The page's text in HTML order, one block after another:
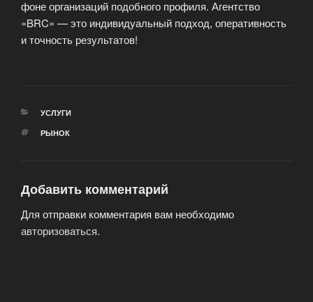
фоне организаций подобного профиля. Агентство
«BRC» — это индивидуальный подход, оперативность
и точность результатов!
РУБРИКИ
УСЛУГИ
МЕТКИ
РЫНОК
Добавить комментарий
Для отправки комментария вам необходимо
авторизоваться.